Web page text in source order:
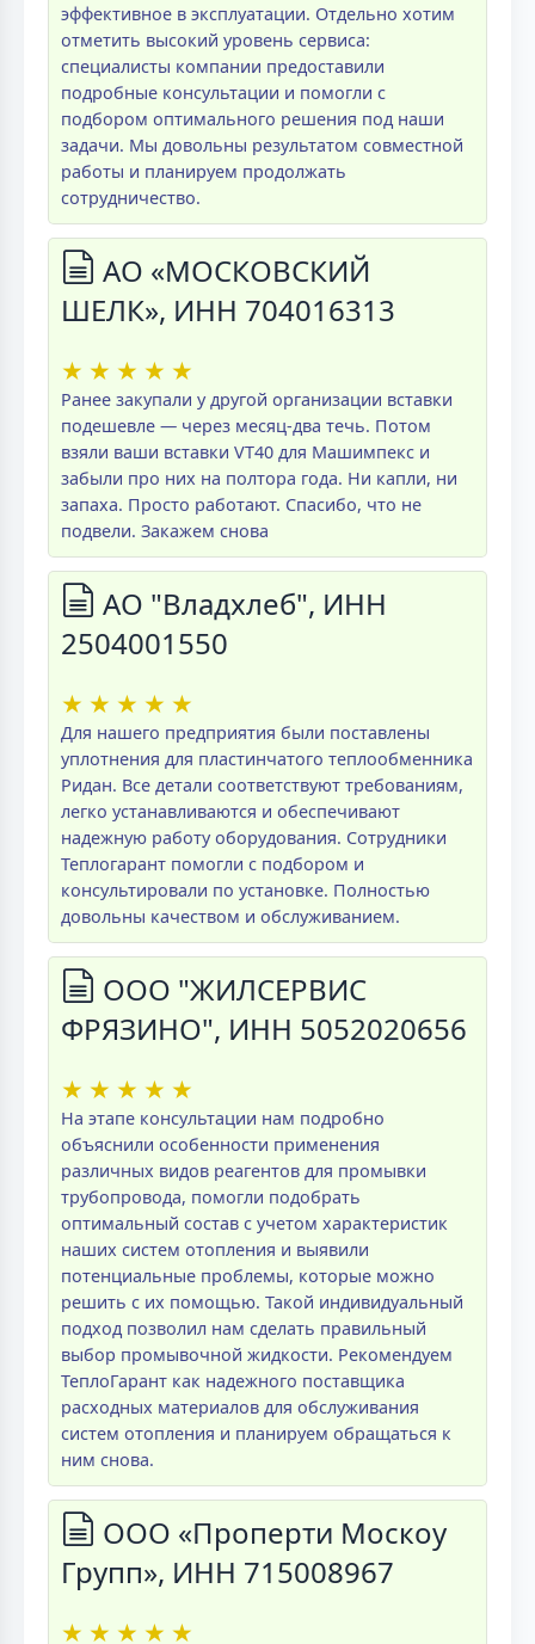
эффективное в эксплуатации. Отдельно хотим
отметить высокий уровень сервиса:
специалисты компании предоставили
подробные консультации и помогли с
подбором оптимального решения под наши
задачи. Мы довольны результатом совместной
работы и планируем продолжать
сотрудничество.
АО «МОСКОВСКИЙ
ШЕЛК», ИНН 704016313
★ ★ ★ ★ ★
Ранее закупали у другой организации вставки
подешевле — через месяц-два течь. Потом
взяли ваши вставки VT40 для Машимпекс и
забыли про них на полтора года. Ни капли, ни
запаха. Просто работают. Спасибо, что не
подвели. Закажем снова
АО "Владхлеб", ИНН
2504001550
★ ★ ★ ★ ★
Для нашего предприятия были поставлены
уплотнения для пластинчатого теплообменника
Ридан. Все детали соответствуют требованиям,
легко устанавливаются и обеспечивают
надежную работу оборудования. Сотрудники
Теплогарант помогли с подбором и
консультировали по установке. Полностью
довольны качеством и обслуживанием.
ООО "ЖИЛСЕРВИС
ФРЯЗИНО", ИНН 5052020656
★ ★ ★ ★ ★
На этапе консультации нам подробно
объяснили особенности применения
различных видов реагентов для промывки
трубопровода, помогли подобрать
оптимальный состав с учетом характеристик
наших систем отопления и выявили
потенциальные проблемы, которые можно
решить с их помощью. Такой индивидуальный
подход позволил нам сделать правильный
выбор промывочной жидкости. Рекомендуем
ТеплоГарант как надежного поставщика
расходных материалов для обслуживания
систем отопления и планируем обращаться к
ним снова.
ООО «Проперти Москоу
Групп», ИНН 715008967
★ ★ ★ ★ ★